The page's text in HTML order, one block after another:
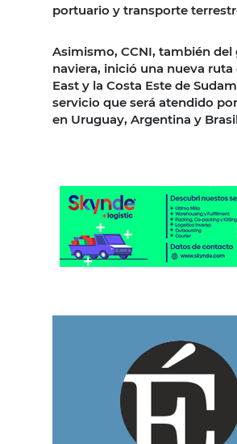
portuario y transporte
Asimismo, CCNI, también del
naviera, inició una nueva ruta
East y la Costa Este de
servicio que será atendido
en Uruguay, Argentina y